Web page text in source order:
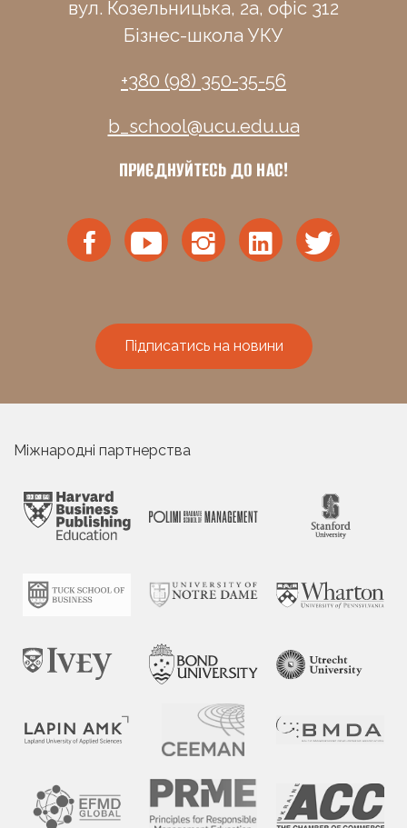
вул. Козельницька, 2а, офіс 312
Бізнес-школа УКУ
+380 (98) 350-35-56
b_school@ucu.edu.ua
ПРИЄДНУЙТЕСЬ ДО НАС!
Підписатись на новини
Міжнародні партнерства